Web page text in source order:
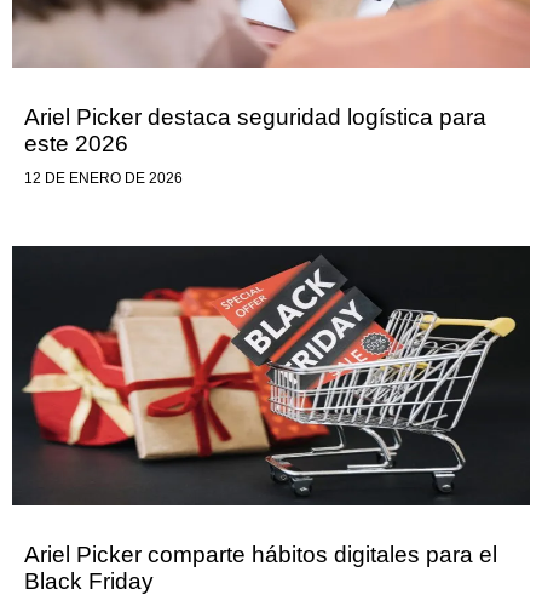
Ariel Picker destaca seguridad logística para
este 2026
12 DE ENERO DE 2026
Ariel Picker comparte hábitos digitales para el
Black Friday